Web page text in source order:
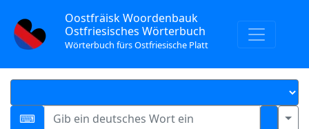
Oostfräisk Woordenbauk
Ostfriesisches Wörterbuch
Wörterbuch fürs Ostfriesische Platt